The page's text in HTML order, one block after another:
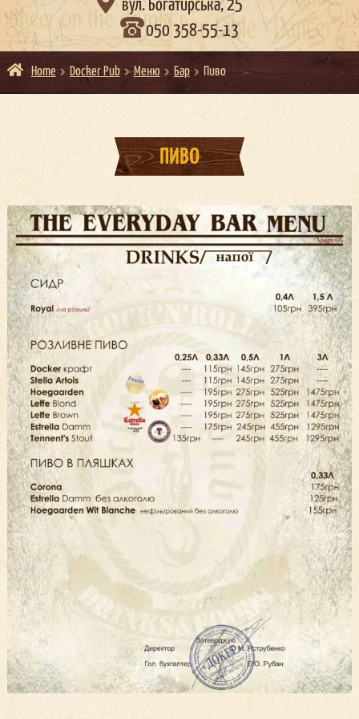
вул. Богатирська, 25
050 358-55-13
Home Docker Pub Меню Бар Пиво
ПИВО